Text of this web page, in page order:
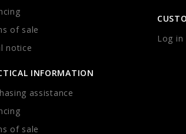
of sale
notice
INFORMATION
assistance
of sale
Log in